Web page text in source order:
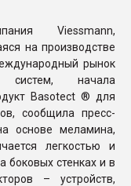
бутылок
ПЕРЕЙТИ НА
Viessmann,
на производстве
рынок
систем, начала
Basotect ® для
сообщила пресс-
основе меламина,
легкостью и
боковых стенках и в
– устройств,